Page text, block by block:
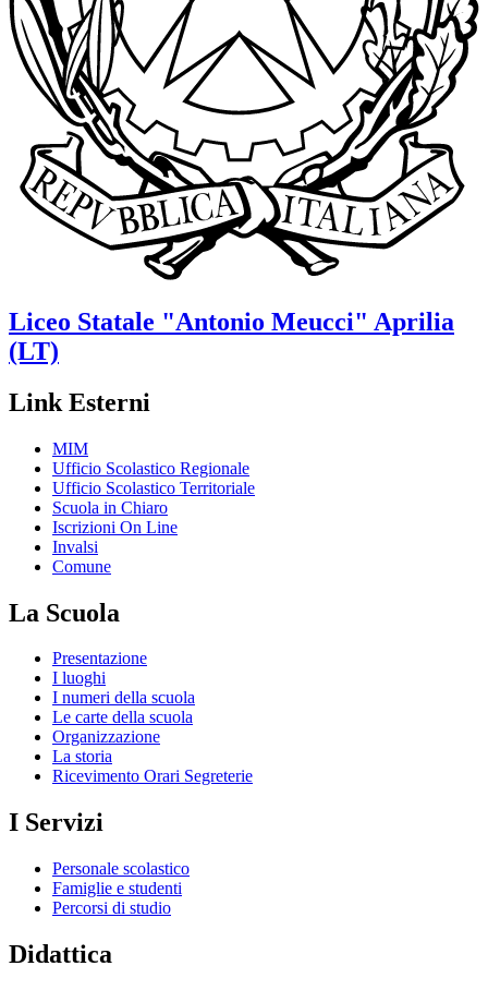
Liceo Statale "Antonio Meucci" Aprilia
(LT)
Link Esterni
MIM
Ufficio Scolastico Regionale
Ufficio Scolastico Territoriale
Scuola in Chiaro
Iscrizioni On Line
Invalsi
Comune
La Scuola
Presentazione
I luoghi
I numeri della scuola
Le carte della scuola
Organizzazione
La storia
Ricevimento Orari Segreterie
I Servizi
Personale scolastico
Famiglie e studenti
Percorsi di studio
Didattica